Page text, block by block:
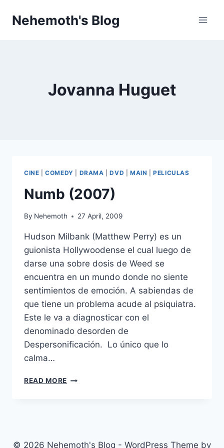
Nehemoth's Blog
Jovanna Huguet
CINE |COMEDY DRAMA |DVD MAIN |PELICULAS
Numb (2007)
By Nehemoth 27 April, 2009
Hudson Milbank (Matthew Perry) es un
guionista Hollywoodense el cual luego de
darse una sobre dosis de Weed se
encuentra en un mundo donde no siente
sentimientos de emoción. A sabiendas de
que tiene un problema acude al psiquiatra.
Este le va a diagnosticar con el
denominado desorden de
Despersonificación. Lo único que lo
calma…
READ MORE NUMB
© 2026 Nehemoth's Blog - WordPress Theme by